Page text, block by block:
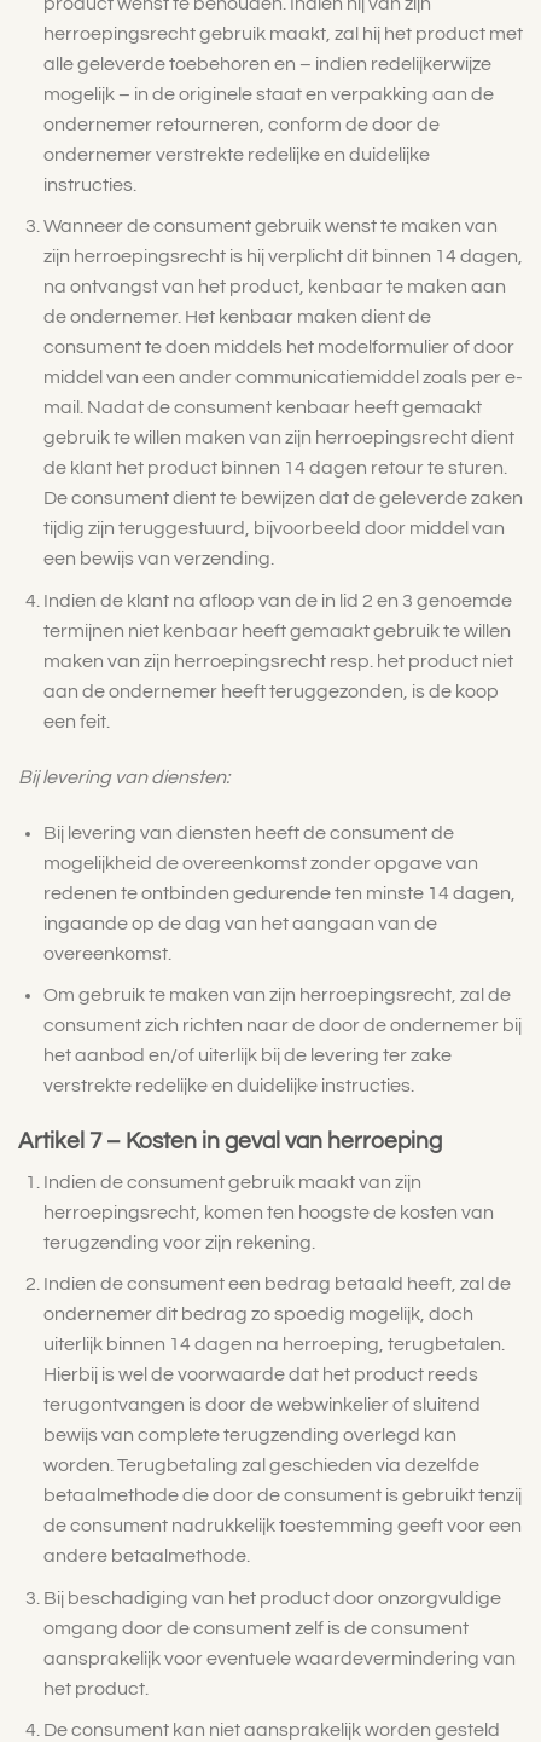
herroepingsrecht gebruik maakt, zal hij het product met
alle geleverde toebehoren en – indien redelijkerwijze
mogelijk – in de originele staat en verpakking aan de
ondernemer retourneren, conform de door de
ondernemer verstrekte redelijke en duidelijke
instructies.
Wanneer de consument gebruik wenst te maken van
zijn herroepingsrecht is hij verplicht dit binnen 14 dagen,
na ontvangst van het product, kenbaar te maken aan
de ondernemer. Het kenbaar maken dient de
consument te doen middels het modelformulier of door
middel van een ander communicatiemiddel zoals per e-
mail. Nadat de consument kenbaar heeft gemaakt
gebruik te willen maken van zijn herroepingsrecht dient
de klant het product binnen 14 dagen retour te sturen.
De consument dient te bewijzen dat de geleverde zaken
tijdig zijn teruggestuurd, bijvoorbeeld door middel van
een bewijs van verzending.
Indien de klant na afloop van de in lid 2 en 3 genoemde
termijnen niet kenbaar heeft gemaakt gebruik te willen
maken van zijn herroepingsrecht resp. het product niet
aan de ondernemer heeft teruggezonden, is de koop
een feit.
Bij levering van diensten:
Bij levering van diensten heeft de consument de
mogelijkheid de overeenkomst zonder opgave van
redenen te ontbinden gedurende ten minste 14 dagen,
ingaande op de dag van het aangaan van de
overeenkomst.
Om gebruik te maken van zijn herroepingsrecht, zal de
consument zich richten naar de door de ondernemer bij
het aanbod en/of uiterlijk bij de levering ter zake
verstrekte redelijke en duidelijke instructies.
Artikel 7 – Kosten in geval van herroeping
Indien de consument gebruik maakt van zijn
herroepingsrecht, komen ten hoogste de kosten van
terugzending voor zijn rekening.
Indien de consument een bedrag betaald heeft, zal de
ondernemer dit bedrag zo spoedig mogelijk, doch
uiterlijk binnen 14 dagen na herroeping, terugbetalen.
Hierbij is wel de voorwaarde dat het product reeds
terugontvangen is door de webwinkelier of sluitend
bewijs van complete terugzending overlegd kan
worden. Terugbetaling zal geschieden via dezelfde
betaalmethode die door de consument is gebruikt tenzij
de consument nadrukkelijk toestemming geeft voor een
andere betaalmethode.
Bij beschadiging van het product door onzorgvuldige
omgang door de consument zelf is de consument
aansprakelijk voor eventuele waardevermindering van
het product.
De consument kan niet aansprakelijk worden gesteld